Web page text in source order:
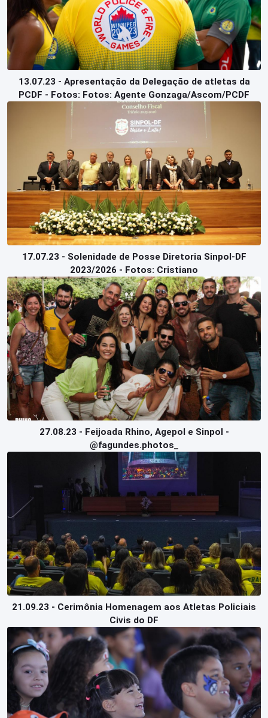
13.07.23 - Apresentação da Delegação de atletas da
PCDF - Fotos: Fotos: Agente Gonzaga/Ascom/PCDF
17.07.23 - Solenidade de Posse Diretoria Sinpol-DF
2023/2026 - Fotos: Cristiano
27.08.23 - Feijoada Rhino, Agepol e Sinpol -
@fagundes.photos_
21.09.23 - Cerimônia Homenagem aos Atletas Policiais
Civis do DF